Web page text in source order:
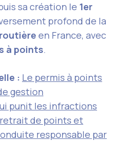
sa création le 1er
profond de la
en France, avec
à points.
: Le permis à points
gestion
punit les infractions
de points et
responsable par